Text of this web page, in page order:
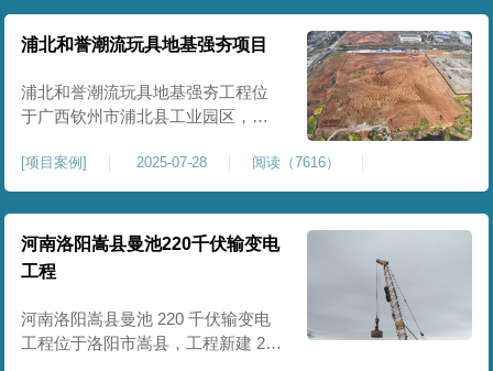
地，土层分布不均、土体松散、天
然固结程度较低，地基整体承载力
筑需长期承受货物堆放荷载，对地
基沉降稳定性、整体密实度要求较
浦北和誉潮流玩具地基强夯项目
浦北和誉潮流玩具地基强夯工程位
于广西钦州市浦北县工业园区，场
公及生活附属设施。原始场地为新
建园区待开发地块，土体回填不
均、土质松散、固结度不足，场地
承载力与整体均匀性较差，若直接
施工易出现地基不均匀沉降、地面
开裂、墙体变形等质量问题，无法
满足工业厂房长期荷载及规范建设
标
[项目案例] 2025-07-28 阅读（7616）
河南洛阳嵩县曼池220千伏输变电
工程
河南洛阳嵩县曼池 220 千伏输变电
工程位于洛阳市嵩县，工程新建 220